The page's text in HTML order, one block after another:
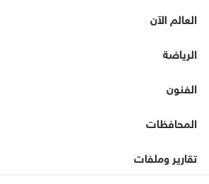
العالم الآن
الرياضة
الفنون
المحافظات
تقارير وملفات